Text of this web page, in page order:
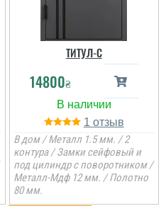
ТИТУЛ-C
14800₴
1
В дом / Металл 1.5 мм. / 2
контура / Замки сейфовый и
под цилиндр с поворотником /
Металл-Мдф 12 мм. / Полотно
80 мм.